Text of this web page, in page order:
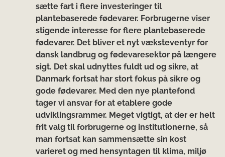
sætte fart i flere investeringer til
plantebaserede fødevarer. Forbrugerne viser
stigende interesse for flere plantebaserede
fødevarer. Det bliver et nyt væksteventyr for
dansk landbrug og fødevaresektor på længere
sigt. Det skal udnyttes fuldt ud og sikre, at
Danmark fortsat har stort fokus på sikre og
gode fødevarer. Med den nye plantefond
tager vi ansvar for at etablere gode
udviklingsrammer. Meget vigtigt, at der er helt
frit valg til forbrugerne og institutionerne, så
man fortsat kan sammensætte sin kost
varieret og med hensyntagen til klima, miljø